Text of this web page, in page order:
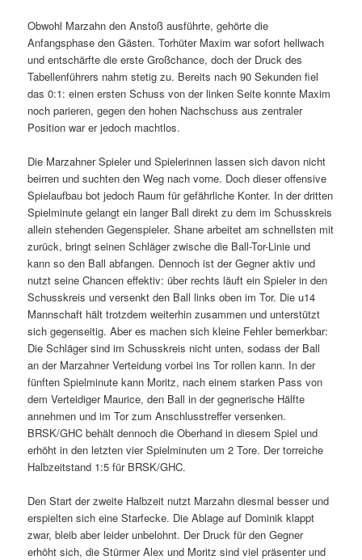
Obwohl Marzahn den Anstoß ausführte, gehörte die
Anfangsphase den Gästen. Torhüter Maxim war sofort hellwach
und entschärfte die erste Großchance, doch der Druck des
Tabellenführers nahm stetig zu. Bereits nach 90 Sekunden fiel
das 0:1: einen ersten Schuss von der linken Seite konnte Maxim
noch parieren, gegen den hohen Nachschuss aus zentraler
Position war er jedoch machtlos.
Die Marzahner Spieler und Spielerinnen lassen sich davon nicht
beirren und suchten den Weg nach vorne. Doch dieser offensive
Spielaufbau bot jedoch Raum für gefährliche Konter. In der dritten
Spielminute gelangt ein langer Ball direkt zu dem im Schusskreis
allein stehenden Gegenspieler. Shane arbeitet am schnellsten mit
zurück, bringt seinen Schläger zwische die Ball-Tor-Linie und
kann so den Ball abfangen. Dennoch ist der Gegner aktiv und
nutzt seine Chancen effektiv: über rechts läuft ein Spieler in den
Schusskreis und versenkt den Ball links oben im Tor. Die u14
Mannschaft hält trotzdem weiterhin zusammen und unterstützt
sich gegenseitig. Aber es machen sich kleine Fehler bemerkbar:
Die Schläger sind im Schusskreis nicht unten, sodass der Ball
an der Marzahner Verteidung vorbei ins Tor rollen kann. In der
fünften Spielminute kann Moritz, nach einem starken Pass von
dem Verteidiger Maurice, den Ball in der gegnerische Hälfte
annehmen und im Tor zum Anschlusstreffer versenken.
BRSK/GHC behält dennoch die Oberhand in diesem Spiel und
erhöht in den letzten vier Spielminuten um 2 Tore. Der torreiche
Halbzeitstand 1:5 für BRSK/GHC.
Den Start der zweite Halbzeit nutzt Marzahn diesmal besser und
erspielten sich eine Starfecke. Die Ablage auf Dominik klappt
zwar, bleib aber leider unbelohnt. Der Druck für den Gegner
erhöht sich, die Stürmer Alex und Moritz sind viel präsenter und